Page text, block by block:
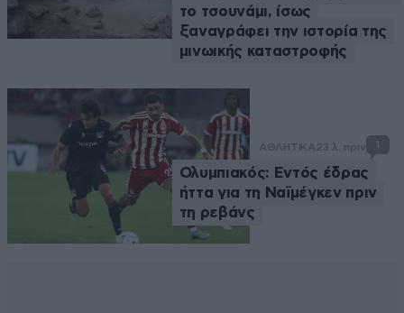
το τσουνάμι, ίσως
ξαναγράφει την ιστορία της
μινωικής καταστροφής
ΑΘΛΗΤΙΚΑ 23 λ. πριν 1
Ολυμπιακός: Εντός έδρας
ήττα για τη Ναϊμέγκεν πριν
τη ρεβάνς